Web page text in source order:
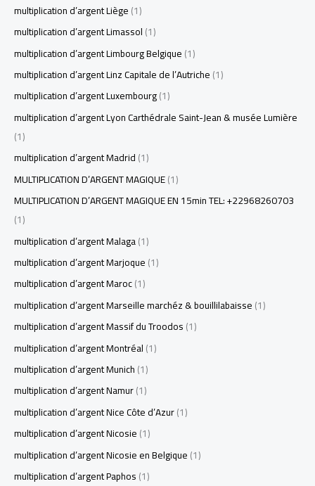
multiplication d’argent Liège(1)
multiplication d’argent Limassol(1)
multiplication d’argent Limbourg Belgique(1)
multiplication d’argent Linz Capitale de l’Autriche(1)
multiplication d’argent Luxembourg(1)
multiplication d’argent Lyon Carthédrale Saint-Jean & musée Lumière
(1)
multiplication d’argent Madrid(1)
MULTIPLICATION D’ARGENT MAGIQUE(1)
MULTIPLICATION D’ARGENT MAGIQUE EN 15min TEL: +22968260703
(1)
multiplication d’argent Malaga(1)
multiplication d’argent Marjoque(1)
multiplication d’argent Maroc(1)
multiplication d’argent Marseille marchéz & bouillilabaisse(1)
multiplication d’argent Massif du Troodos(1)
multiplication d’argent Montréal(1)
multiplication d’argent Munich(1)
multiplication d’argent Namur(1)
multiplication d’argent Nice Côte d’Azur(1)
multiplication d’argent Nicosie(1)
multiplication d’argent Nicosie en Belgique(1)
multiplication d’argent Paphos(1)